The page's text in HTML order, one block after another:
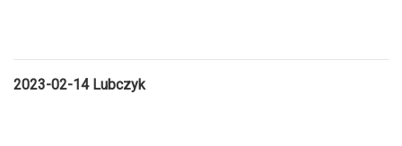
2023-02-14 Lubczyk